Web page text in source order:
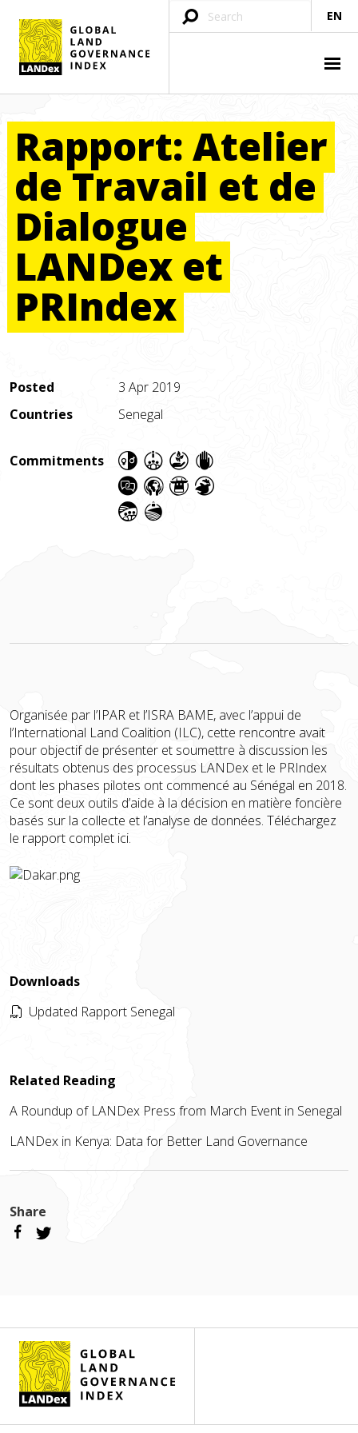
EN
Rapport: Atelier
de Travail et de
Dialogue
LANDex et
PRIndex
Posted
3 Apr 2019
Countries
Senegal
Commitments
Organisée par l’IPAR et l’ISRA BAME, avec l’appui de
l’International Land Coalition (ILC), cette rencontre avait
pour objectif de présenter et soumettre à discussion les
résultats obtenus des processus LANDex et le PRIndex
dont les phases pilotes ont commencé au Sénégal en 2018.
Ce sont deux outils d’aide à la décision en matière foncière
basés sur la collecte et l’analyse de données. Téléchargez
le rapport complet ici.
Downloads
Updated Rapport Senegal
Related Reading
A Roundup of LANDex Press from March Event in Senegal
LANDex in Kenya: Data for Better Land Governance
Share